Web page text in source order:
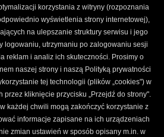
Karty Podarunkowej
ŚLEDŹ CZARNE
Instagram Newsletter
prawa zastrzeżone. Projekt:Fajne Chłopaki,logo
Kamil Targosz.
korzystania z witryny (rozpoznania
wyświetlenia strony internetowej),
na ulepszanie struktury serwisu i jego
logowaniu, utrzymaniu po zalogowaniu sesji
reklam i analiz ich skuteczności. Prosimy o
naszej strony i naszą Polityką prywatności
tej technologii (plików „cookies") w
przez kliknięcie przycisku „Przejdź do strony".
każdej chwili mogą zakończyć korzystanie z
informacje zapisane na ich urządzeniach
zmian ustawień w sposób opisany m.in. w